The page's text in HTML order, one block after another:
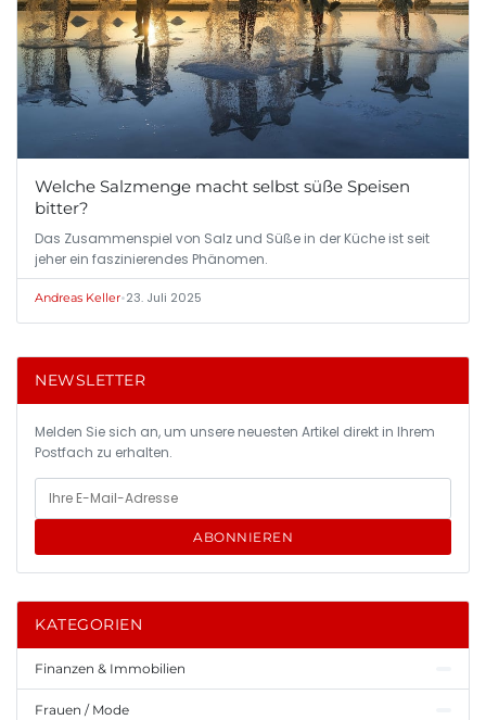
Welche Salzmenge macht selbst süße Speisen
bitter?
Das Zusammenspiel von Salz und Süße in der Küche ist seit
jeher ein faszinierendes Phänomen.
Andreas Keller•23. Juli 2025
NEWSLETTER
Melden Sie sich an, um unsere neuesten Artikel direkt in Ihrem
Postfach zu erhalten.
ABONNIEREN
KATEGORIEN
Finanzen & Immobilien
Frauen / Mode